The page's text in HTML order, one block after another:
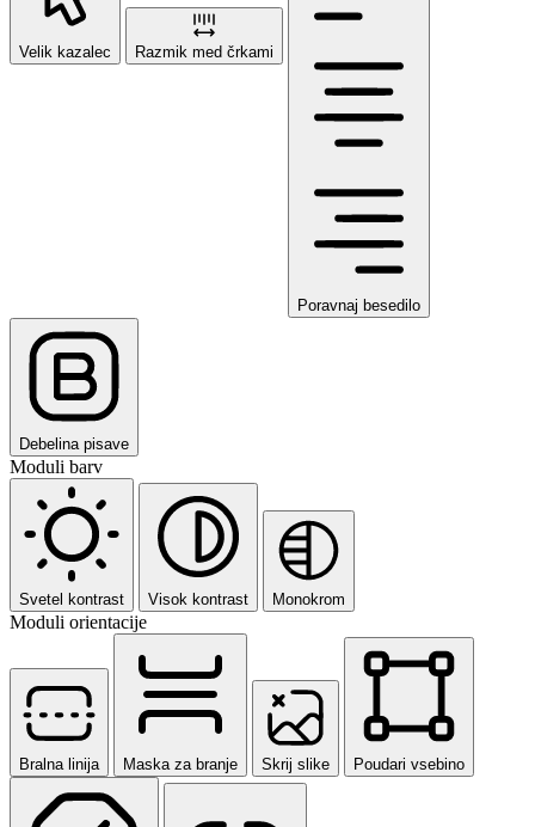
Velik kazalec Razmik med črkami
Poravnaj besedilo
Debelina pisave
Moduli barv
Svetel kontrast Visok kontrast Monokrom
Moduli orientacije
Bralna linija Maska za branje Skrij slike Poudari vsebino